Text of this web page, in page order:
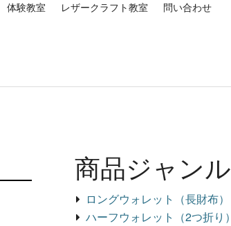
体験教室 レザークラフト教室 問い合わせ
商品ジャンル
ロングウォレット（長財布）
ハーフウォレット（2つ折り）